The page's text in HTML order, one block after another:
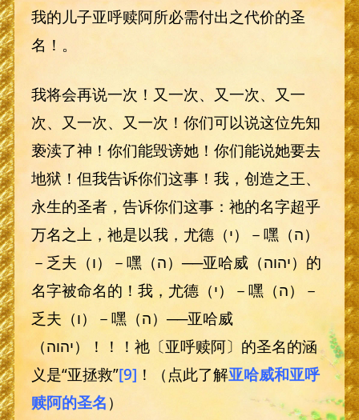
我的儿子亚呼赎阿所必需付出之代价的圣
名！。
我将会再说一次！又一次、又一次、又一
次、又一次、又一次！你们可以说这位先知
亵渎了神！你们能毁谤她！你们能说她要去
地狱！但我告诉你们这事！我，创造之王、
永生的圣者，告诉你们这事：祂的名字超乎
万名之上，祂是以我，尤德（י）－嘿（ה）
－乏夫（ו）－嘿（ה）──亚哈威（יהוה）的
名字被命名的！我，尤德（י）－嘿（ה）－
乏夫（ו）－嘿（ה）──亚哈威
（יהוה）！！！祂〔亚呼赎阿〕的圣名的涵
义是“亚拯救”[9] ！（点此了解亚哈威和亚呼
赎阿的圣名 ）